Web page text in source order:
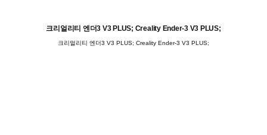
크리얼리티 엔더3 V3 PLUS; Creality Ender-3 V3 PLUS;
크리얼리티 엔더3 V3 PLUS; Creality Ender-3 V3 PLUS;